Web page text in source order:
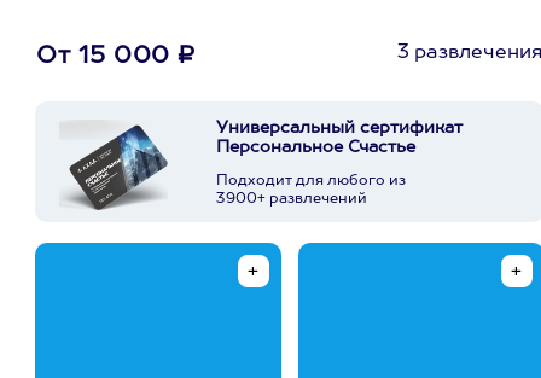
От 15 000 ₽ 3
Универсальный сертификат
Персональное Счастье
Подходит для любого из
3900+ развлечений